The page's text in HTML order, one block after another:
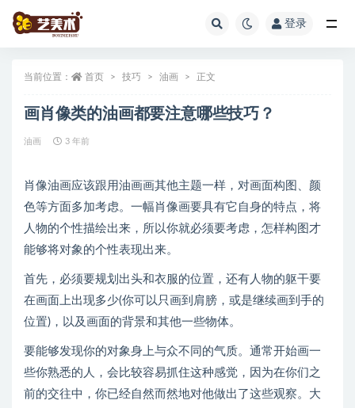
登录
当前位置： 首页 技巧 油画 正文
画肖像类的油画都要注意哪些技巧？
油画 3 年前
肖像油画应该跟用油画画其他主题一样，对画面构图、颜
色等方面多加考虑。一幅肖像画要具有它自身的特点，将
人物的个性描绘出来，所以你就必须要考虑，怎样构图才
能够将对象的个性表现出来。
首先，必须要规划出头和衣服的位置，还有人物的躯干要
在画面上出现多少(你可以只画到肩膀，或是继续画到手的
位置)，以及画面的背景和其他一些物体。
要能够发现你的对象身上与众不同的气质。通常开始画一
些你熟悉的人，会比较容易抓住这种感觉，因为在你们之
前的交往中，你已经自然而然地对他做出了这些观察。大